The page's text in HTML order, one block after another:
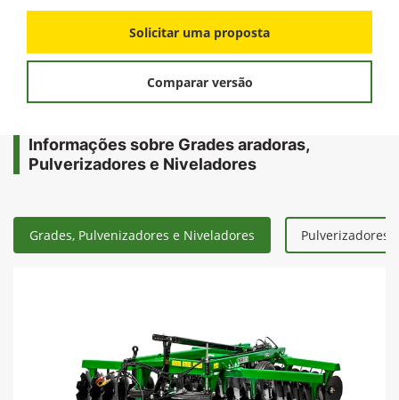
Solicitar uma proposta
Comparar versão
Informações sobre Grades aradoras,
Pulverizadores e Niveladores
Grades, Pulvenizadores e Niveladores Pulverizadores